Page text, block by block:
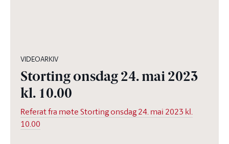
VIDEOARKIV
Storting onsdag 24. mai 2023
kl. 10.00
Referat fra møte Storting onsdag 24. mai 2023 kl.
10.00